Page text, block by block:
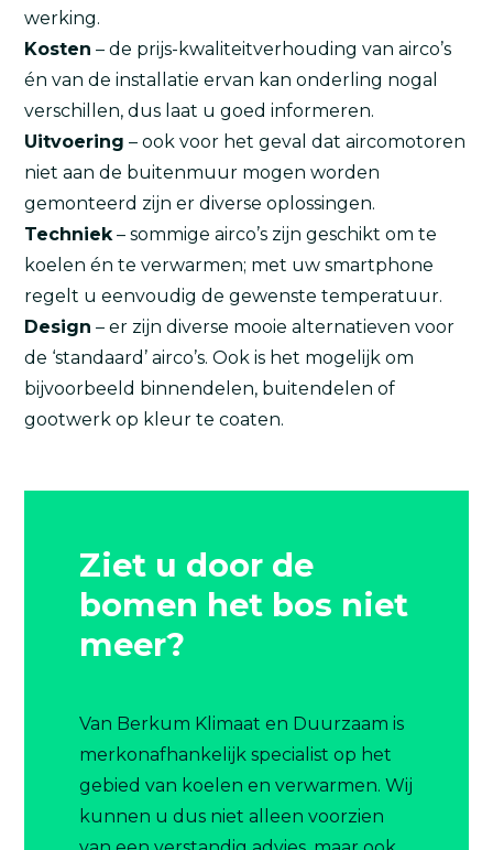
werking.
Kosten – de prijs-kwaliteitverhouding van airco’s
én van de installatie ervan kan onderling nogal
verschillen, dus laat u goed informeren.
Uitvoering – ook voor het geval dat aircomotoren
niet aan de buitenmuur mogen worden
gemonteerd zijn er diverse oplossingen.
Techniek– sommige airco’s zijn geschikt om te
koelen én te verwarmen; met uw smartphone
regelt u eenvoudig de gewenste temperatuur.
Design – er zijn diverse mooie alternatieven voor
de ‘standaard’ airco’s. Ook is het mogelijk om
bijvoorbeeld binnendelen, buitendelen of
gootwerk op kleur te coaten.
Ziet u door de
bomen het bos niet
meer?
Van Berkum Klimaat en Duurzaam is
merkonafhankelijk specialist op het
gebied van koelen en verwarmen. Wij
kunnen u dus niet alleen voorzien